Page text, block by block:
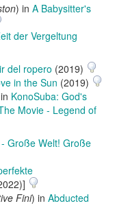
) in A Babysitter's
der Vergeltung
del ropero (2019)
in the Sun (2019)
KonoSuba: God's
Movie - Legend of
Große Welt! Große
Fini) in Abducted